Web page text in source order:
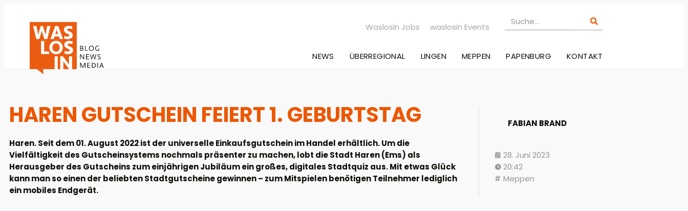
Waslosin Jobs waslosin Events
NEWS ÜBERREGIONAL LINGEN MEPPEN PAPENBURG KONTAKT
HAREN GUTSCHEIN FEIERT 1. GEBURTSTAG
Haren. Seit dem 01. August 2022 ist der universelle Einkaufsgutschein im Handel erhältlich. Um die
Vielfältigkeit des Gutscheinsystems nochmals präsenter zu machen, lobt die Stadt Haren (Ems) als
Herausgeber des Gutscheins zum einjährigen Jubiläum ein großes, digitales Stadtquiz aus. Mit etwas Glück
kann man so einen der beliebten Stadtgutscheine gewinnen – zum Mitspielen benötigen Teilnehmer lediglich
ein mobiles Endgerät.
FABIAN BRAND
28. Juni 2023
20:42
Meppen